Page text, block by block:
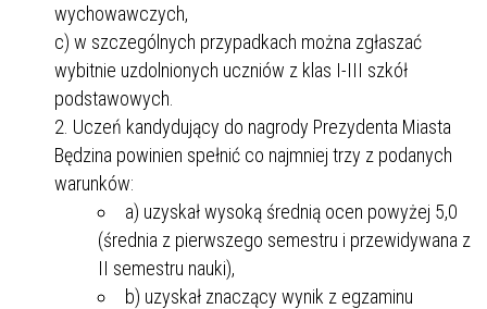
wychowawczych,
c) w szczególnych przypadkach można zgłaszać
wybitnie uzdolnionych uczniów z klas I-III szkół
podstawowych.
Uczeń kandydujący do nagrody Prezydenta Miasta
Będzina powinien spełnić co najmniej trzy z podanych
warunków:
a) uzyskał wysoką średnią ocen powyżej 5,0
(średnia z pierwszego semestru i przewidywana z
II semestru nauki),
b) uzyskał znaczący wynik z egzaminu